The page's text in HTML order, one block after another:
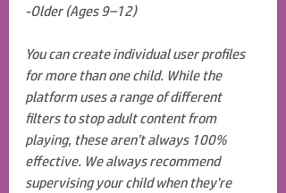
-Older (Ages 9–12)
You can create individual user profiles
for more than one child. While the
platform uses a range of different
filters to stop adult content from
playing, these aren’t always 100%
effective. We always recommend
supervising your child when they're